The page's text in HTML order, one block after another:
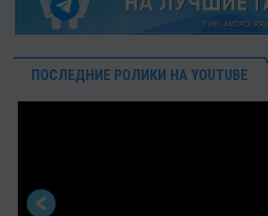
ПОСЛЕДНИЕ РОЛИКИ НА YOUTUBE